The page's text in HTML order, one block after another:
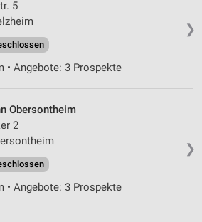
❯
5
• Angebote: 3 Prospekte
❯
Obersontheim
2
• Angebote: 3 Prospekte